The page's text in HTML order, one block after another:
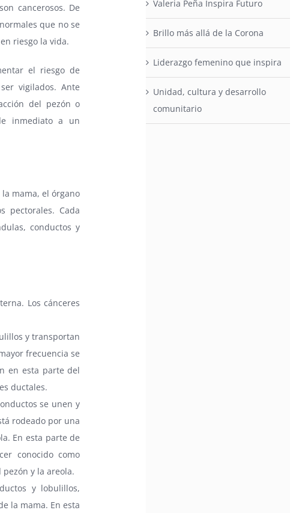
cancerosos. De
que no se
riesgo la vida.
el riesgo de
vigilados. Ante
del pezón o
inmediato a un
mama, el órgano
pectorales. Cada
conductos y
Los cánceres
y transportan
frecuencia se
en esta parte del
ductales.
se unen y
rodeado por una
En esta parte de
conocido como
y la areola.
y lobulillos,
la mama. En esta
Valeria Peña Inspira Futuro
Brillo más allá de la Corona
Liderazgo femenino que inspira
Unidad, cultura y desarrollo
comunitario